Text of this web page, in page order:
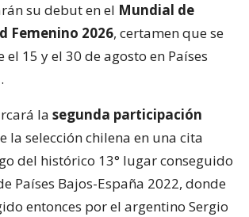
su debut en el Mundial de
Femenino 2026, certamen que se
15 y el 30 de agosto en Países
la segunda participación
la selección chilena en una cita
del histórico 13° lugar conseguido
Países Bajos-España 2022, donde
entonces por el argentino Sergio